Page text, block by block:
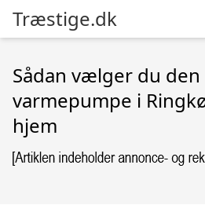
Træstige.dk
Sådan vælger du
varmepumpe i
hjem